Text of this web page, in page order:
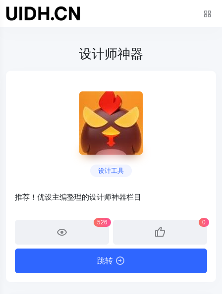
设计师神器
设计工具
推荐！优设主编整理的设计师神器栏目
526 0
跳转